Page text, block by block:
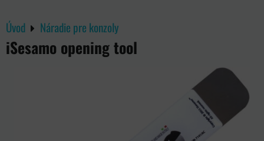
Úvod Náradie pre konzoly
iSesamo opening tool